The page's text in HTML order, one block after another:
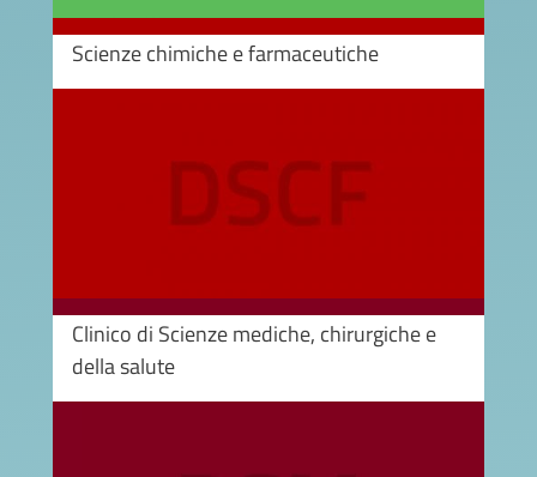
Scienze chimiche e farmaceutiche
Clinico di Scienze mediche, chirurgiche e
della salute